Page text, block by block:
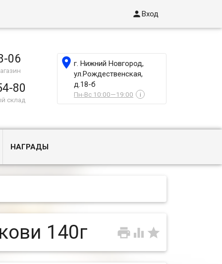
Вход
06
80
склад
г. Нижний Новгород,
ул.Рождественская,
д.18-б
Пн-Вс 10:00—19:00 i
НАГРАДЫ
  
140г